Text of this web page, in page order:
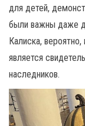
для детей,
были важны даже
Калиска,
является
наследников.